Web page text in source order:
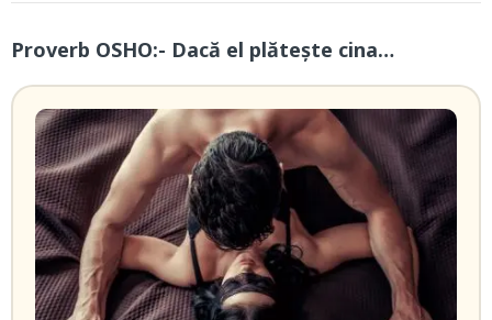
Proverb OSHO:- Dacă el plătește cina…